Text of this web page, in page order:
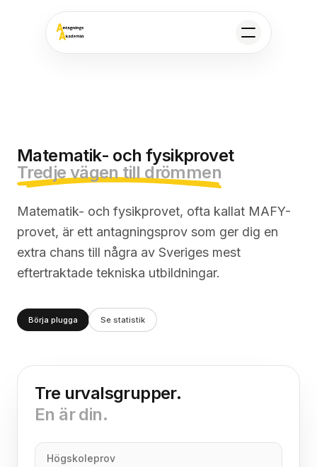
Matematik- och fysikprovet
Tredje vägen till drömmen
Matematik- och fysikprovet, ofta kallat MAFY-
provet, är ett antagningsprov som ger dig en
extra chans till några av Sveriges mest
eftertraktade tekniska utbildningar.
Börja plugga Se statistik
Tre urvalsgrupper.
En är din.
Högskoleprov
Matematik- och fysikprovetTredje vägen till drömmen